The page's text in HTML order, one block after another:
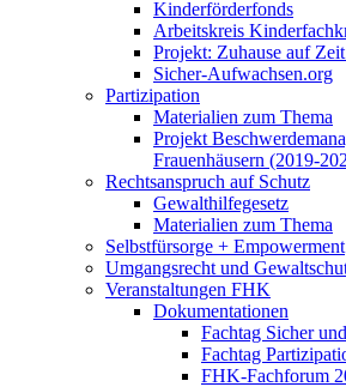
Kinderförderfonds
Arbeitskreis
Projekt: Zuhause auf
Sicher-Aufwachsen.org
Partizipation
Materialien zum Thema
Projekt
Frauenhäusern (2019-
Rechtsanspruch auf Schutz
Gewalthilfegesetz
Materialien zum Thema
Selbstfürsorge + Empowerment
Umgangsrecht und
Veranstaltungen FHK
Dokumentationen
Fachtag Sicher
Fachtag
FHK-Fachforum